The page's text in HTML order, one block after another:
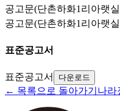
공고문(단촌하화1리아랫
공고문(단촌하화1리아랫
표준공고서
표준공고서 다운로드
← 목록으로 돌아가기 나라